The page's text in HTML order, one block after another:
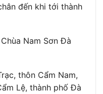
đến khi tới thành
Nam Sơn Đà
thôn Cẩm Nam,
Lệ, thành phố Đà